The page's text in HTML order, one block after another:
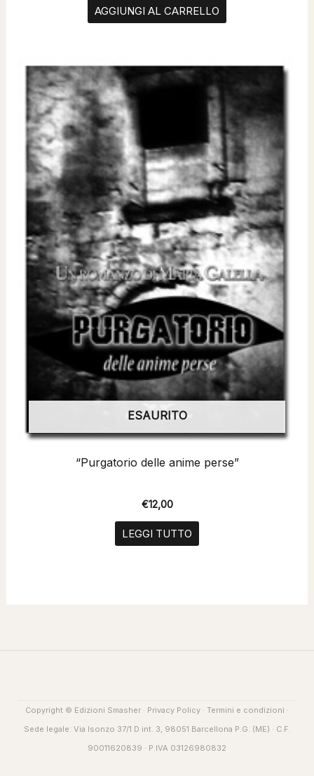
AGGIUNGI AL CARRELLO
ESAURITO
“Purgatorio delle anime perse”
€12,00
LEGGI TUTTO
Copyright © Edizioni Smasher · Privacy Policy · Termini e condizioni ·
Sede legale: Via Isonzo 37/1 D int. 3, 98051 Barcellona P.G. (ME) · C.F.
90011620839 · P.IVA 03126980832